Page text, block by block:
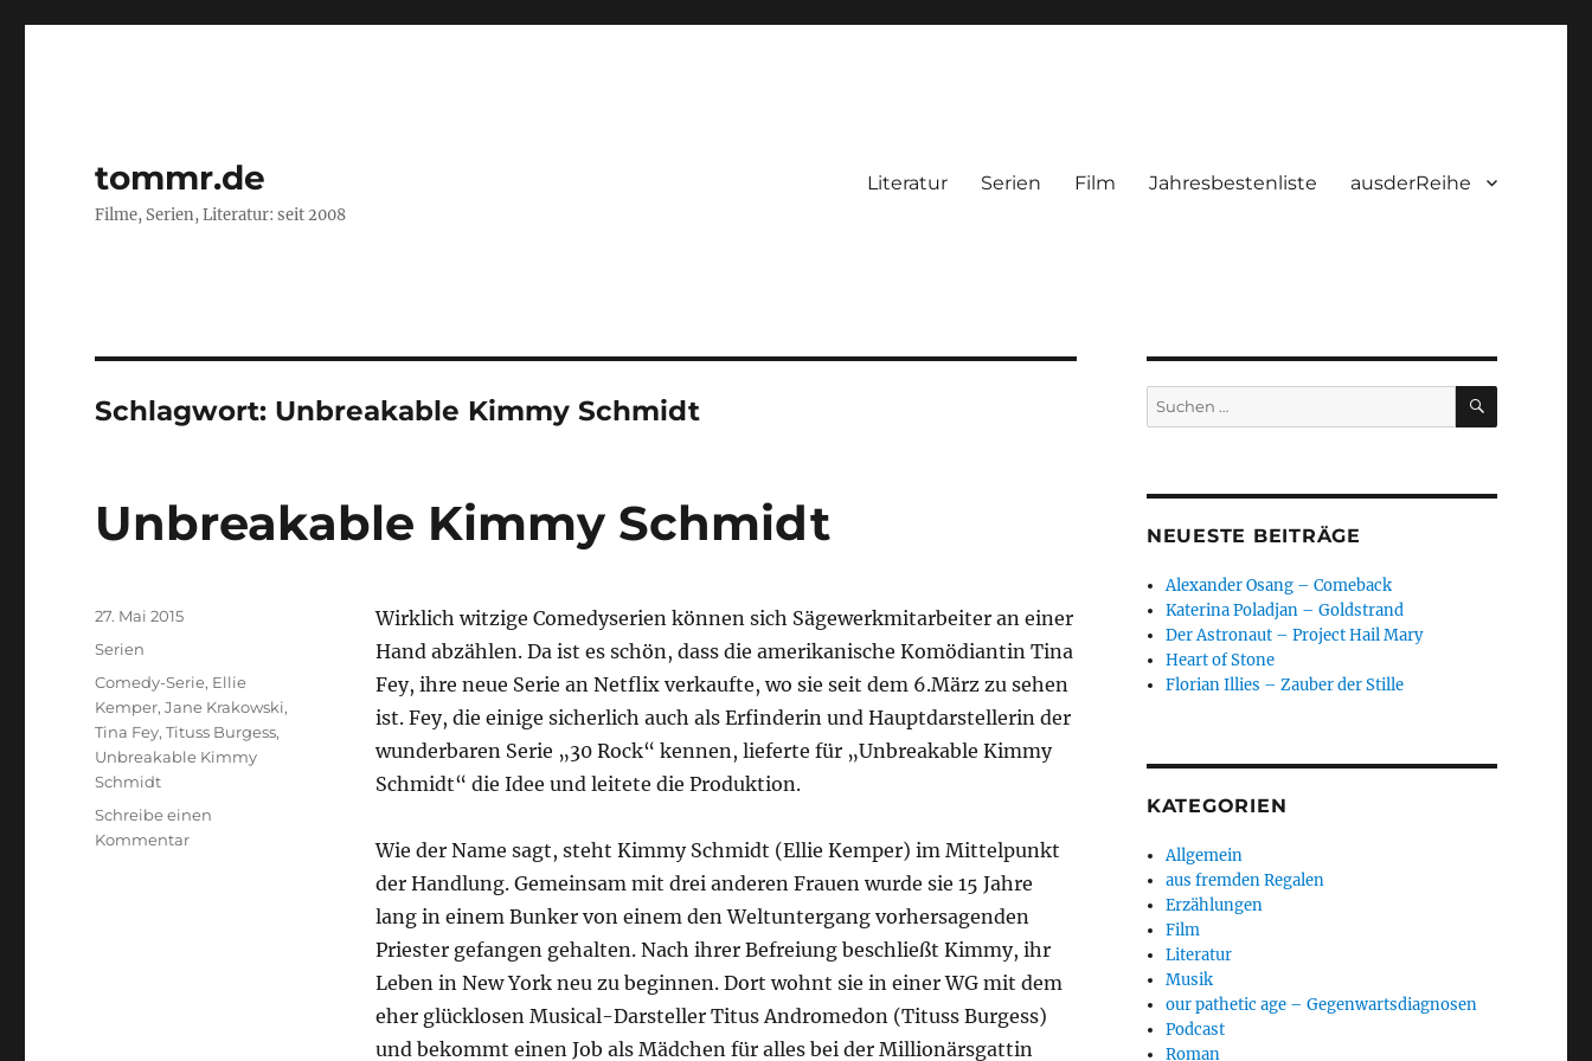
tommr.de
Filme, Serien, Literatur: seit 2008
Literatur Serien Film Jahresbestenliste ausderReihe
Schlagwort: Unbreakable Kimmy Schmidt
Unbreakable Kimmy Schmidt
Wirklich witzige Comedyserien können sich Sägewerkmitarbeiter an einer
Hand abzählen. Da ist es schön, dass die amerikanische Komödiantin Tina
Fey, ihre neue Serie an Netflix verkaufte, wo sie seit dem 6.März zu sehen
ist. Fey, die einige sicherlich auch als Erfinderin und Hauptdarstellerin der
wunderbaren Serie „30 Rock“ kennen, lieferte für „Unbreakable Kimmy
Schmidt“ die Idee und leitete die Produktion.
Wie der Name sagt, steht Kimmy Schmidt (Ellie Kemper) im Mittelpunkt
der Handlung. Gemeinsam mit drei anderen Frauen wurde sie 15 Jahre
lang in einem Bunker von einem den Weltuntergang vorhersagenden
Priester gefangen gehalten. Nach ihrer Befreiung beschließt Kimmy, ihr
Leben in New York neu zu beginnen. Dort wohnt sie in einer WG mit dem
eher glücklosen Musical-Darsteller Titus Andromedon (Tituss Burgess)
und bekommt einen Job als Mädchen für alles bei der Millionärsgattin
Veröffentlicht
27. Mai 2015
Kategorien
Serien
Schlagwörter
Comedy-Serie, Ellie
Kemper,Jane Krakowski,
Tina Fey,Tituss Burgess,
Unbreakable Kimmy
Schmidt
Schreibe einen
Kommentarzu
Suchen
nach:
SUCHEN
NEUESTE BEITRÄGE
Alexander Osang – Comeback
Katerina Poladjan – Goldstrand
Der Astronaut – Project Hail Mary
Heart of Stone
Florian Illies – Zauber der Stille
KATEGORIEN
Allgemein
aus fremden Regalen
Erzählungen
Film
Literatur
Musik
our pathetic age – Gegenwartsdiagnosen
Podcast
Roman